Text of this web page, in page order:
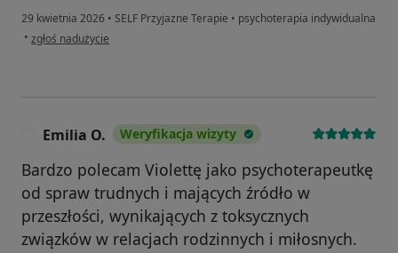
29 kwietnia 2026 • SELF Przyjazne Terapie • psychoterapia indywidualna
• w opinii użytkownika Sm
zgłoś nadużycie
Emilia O. Weryfikacja wizyty
Bardzo polecam Violettę jako psychoterapeutkę
od spraw trudnych i mających źródło w
przeszłości, wynikających z toksycznych
związków w relacjach rodzinnych i miłosnych.